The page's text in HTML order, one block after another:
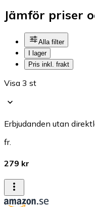
Jämför priser
Alla filter
I lager
Pris inkl. frakt
Visa 3 st
Erbjudanden utan
fr.
279 kr